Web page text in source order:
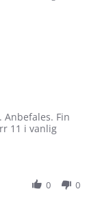
Anbefales. Fin
11 i vanlig
0 0